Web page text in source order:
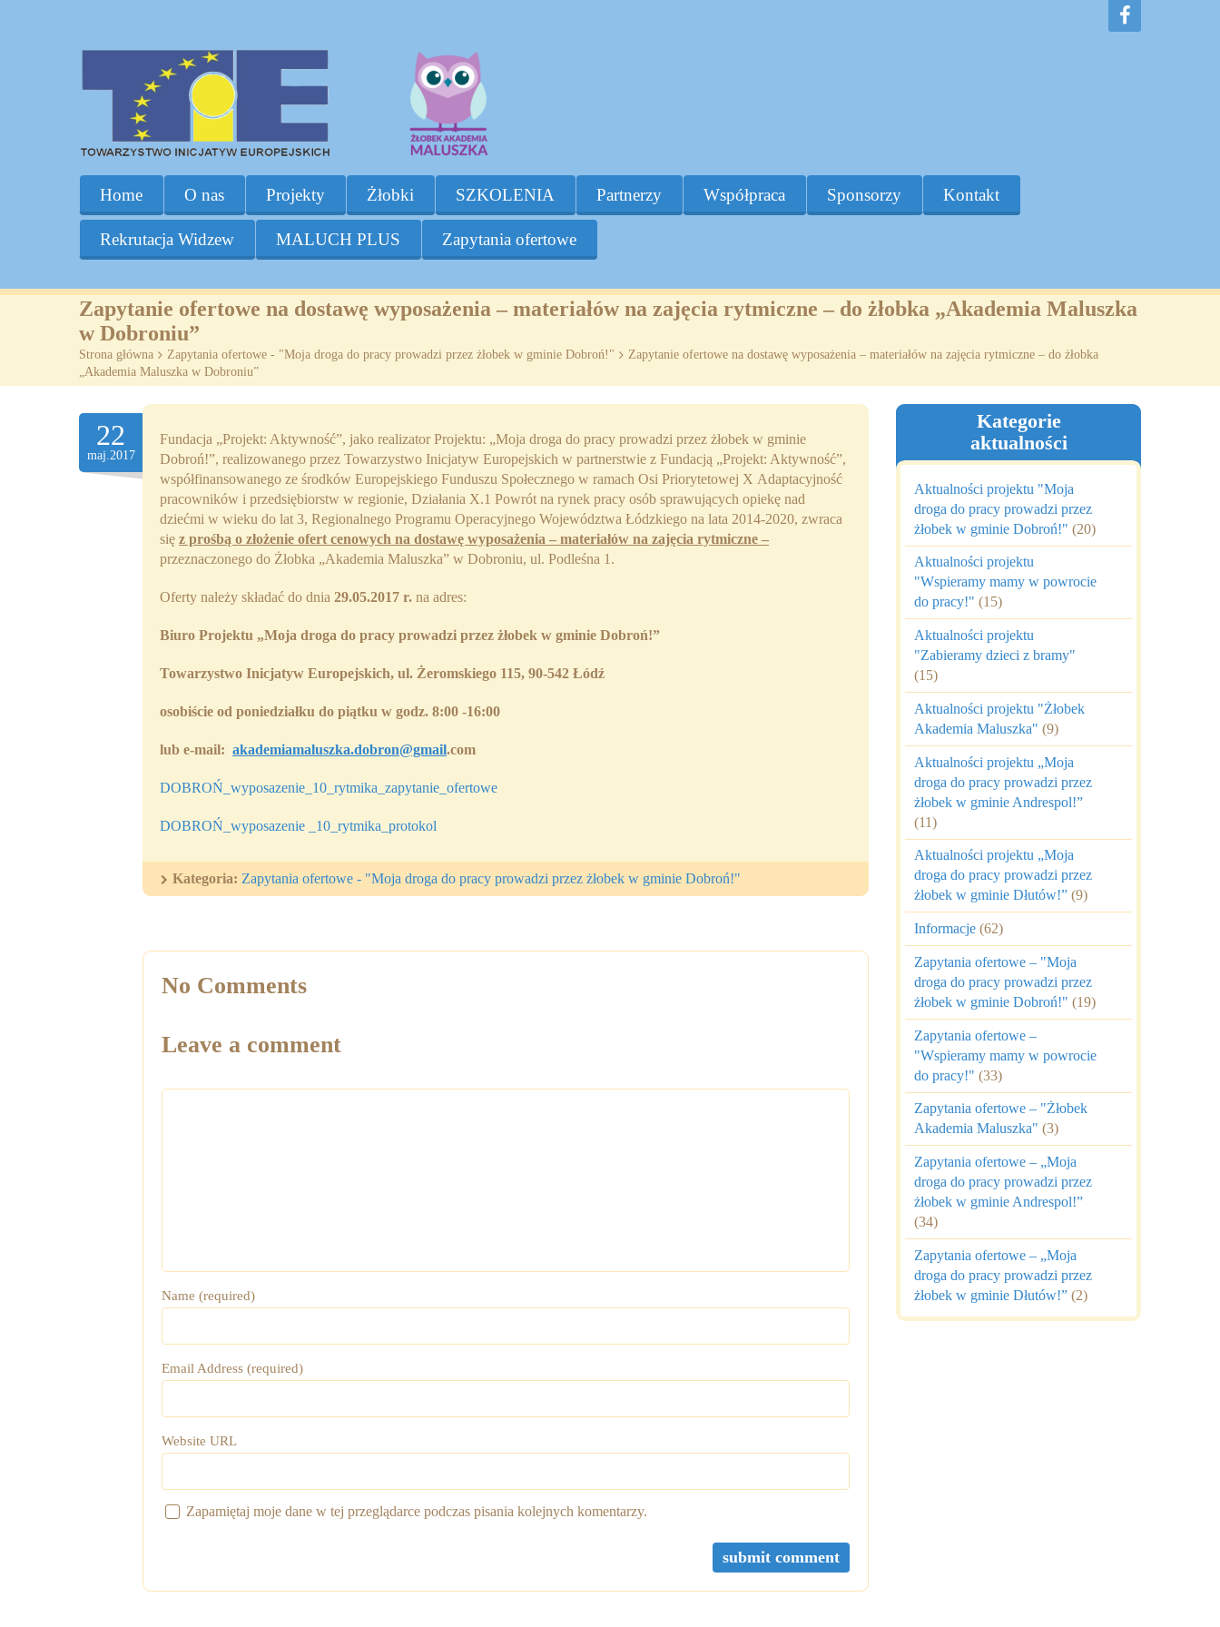
Home O nas Projekty Żłobki SZKOLENIA Partnerzy Współpraca Sponsorzy Kontakt
Rekrutacja Widzew MALUCH PLUS Zapytania ofertowe
Zapytanie ofertowe na dostawę wyposażenia – materiałów na zajęcia rytmiczne – do żłobka „Akademia Maluszka
w Dobroniu”
Strona główna > Zapytania ofertowe - "Moja droga do pracy prowadzi przez żłobek w gminie Dobroń!" > Zapytanie ofertowe na dostawę wyposażenia – materiałów na zajęcia rytmiczne – do żłobka
„Akademia Maluszka w Dobroniu”
22
maj.2017
Fundacja „Projekt: Aktywność”, jako realizator Projektu: „Moja droga do pracy prowadzi przez żłobek w gminie
Dobroń!”, realizowanego przez Towarzystwo Inicjatyw Europejskich w partnerstwie z Fundacją „Projekt: Aktywność”,
współfinansowanego ze środków Europejskiego Funduszu Społecznego w ramach Osi Priorytetowej X Adaptacyjność
pracowników i przedsiębiorstw w regionie, Działania X.1 Powrót na rynek pracy osób sprawujących opiekę nad
dziećmi w wieku do lat 3, Regionalnego Programu Operacyjnego Województwa Łódzkiego na lata 2014-2020, zwraca
się z prośbą o złożenie ofert cenowych na dostawę wyposażenia – materiałów na zajęcia rytmiczne –
przeznaczonego do Żłobka „Akademia Maluszka” w Dobroniu, ul. Podleśna 1.
Oferty należy składać do dnia 29.05.2017 r. na adres:
Biuro Projektu „Moja droga do pracy prowadzi przez żłobek w gminie Dobroń!”
Towarzystwo Inicjatyw Europejskich, ul. Żeromskiego 115, 90-542 Łódź
osobiście od poniedziałku do piątku w godz. 8:00 -16:00
lub e-mail: akademiamaluszka.dobron@gmail.com
DOBROŃ_wyposazenie_10_rytmika_zapytanie_ofertowe
DOBROŃ_wyposazenie _10_rytmika_protokol
Kategoria: Zapytania ofertowe - "Moja droga do pracy prowadzi przez żłobek w gminie Dobroń!"
No Comments
Leave a comment
Name (required)
Email Address (required)
Website URL
Zapamiętaj moje dane w tej przeglądarce podczas pisania kolejnych komentarzy.
Kategorie
aktualności
Aktualności projektu "Moja
droga do pracy prowadzi przez
żłobek w gminie Dobroń!" (20)
Aktualności projektu
"Wspieramy mamy w powrocie
do pracy!" (15)
Aktualności projektu
"Zabieramy dzieci z bramy"
(15)
Aktualności projektu "Żłobek
Akademia Maluszka" (9)
Aktualności projektu „Moja
droga do pracy prowadzi przez
żłobek w gminie Andrespol!”
(11)
Aktualności projektu „Moja
droga do pracy prowadzi przez
żłobek w gminie Dłutów!” (9)
Informacje (62)
Zapytania ofertowe – "Moja
droga do pracy prowadzi przez
żłobek w gminie Dobroń!" (19)
Zapytania ofertowe –
"Wspieramy mamy w powrocie
do pracy!" (33)
Zapytania ofertowe – "Żłobek
Akademia Maluszka" (3)
Zapytania ofertowe – „Moja
droga do pracy prowadzi przez
żłobek w gminie Andrespol!”
(34)
Zapytania ofertowe – „Moja
droga do pracy prowadzi przez
żłobek w gminie Dłutów!” (2)